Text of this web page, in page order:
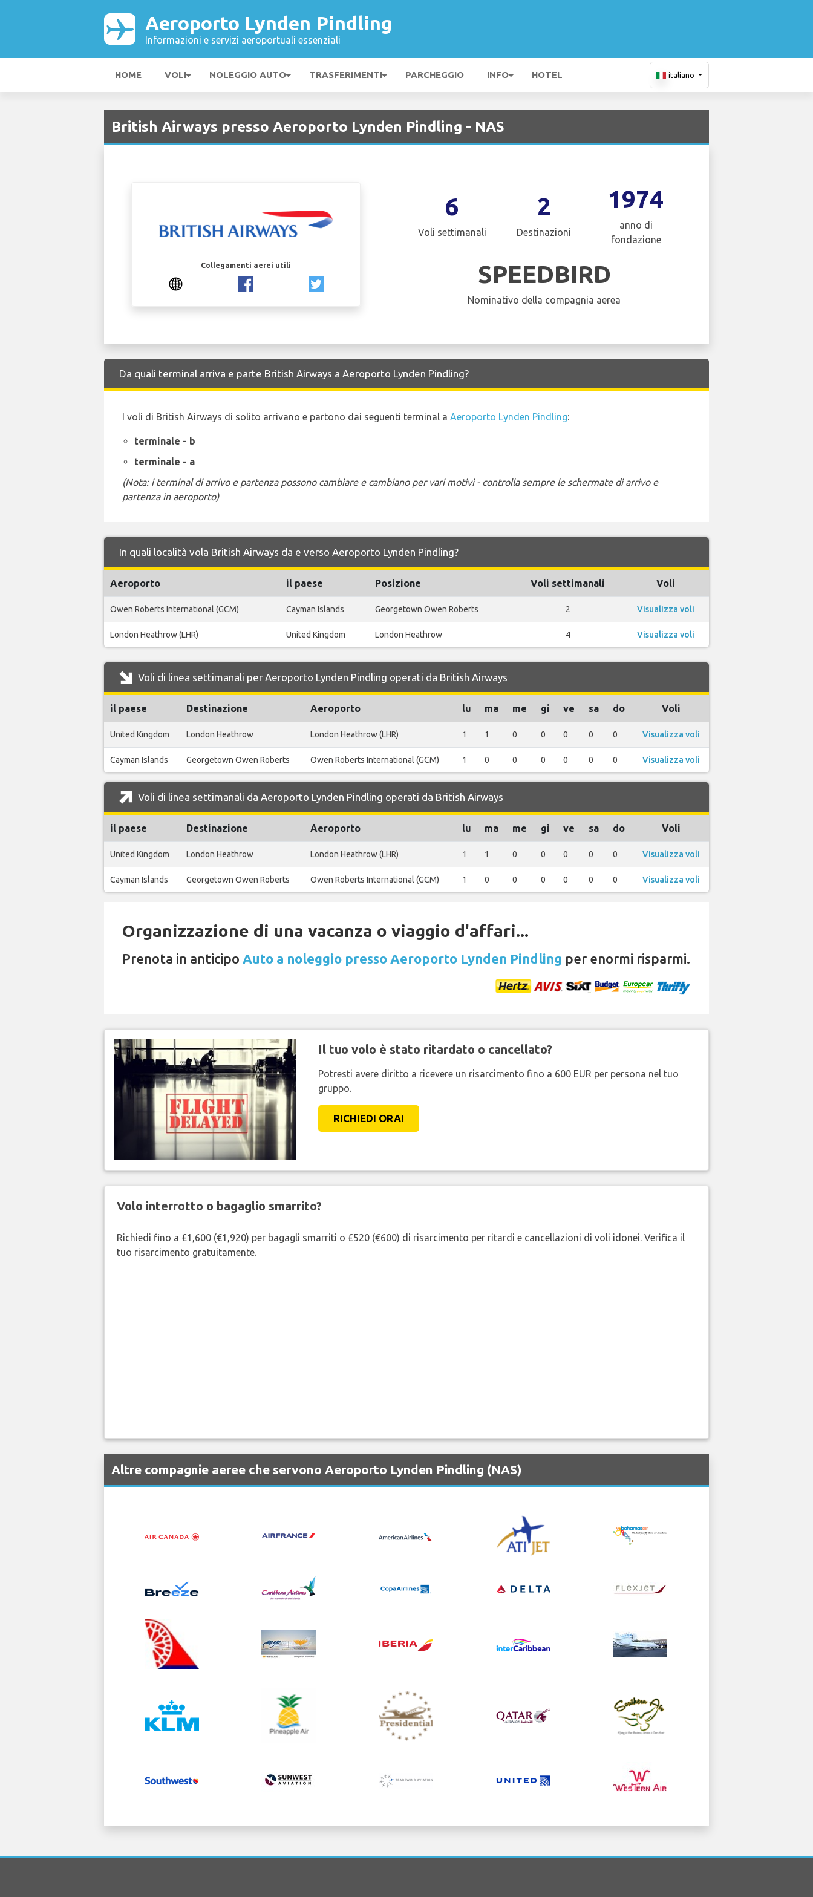
Aeroporto Lynden Pindling
Informazioni e servizi aeroportuali essenziali
HOME VOLI NOLEGGIO AUTO TRASFERIMENTI PARCHEGGIO INFO HOTEL italiano
British Airways presso Aeroporto Lynden Pindling - NAS
Collegamenti aerei utili
6
Voli settimanali
2
Destinazioni
1974
anno di
fondazione
SPEEDBIRD
Nominativo della compagnia aerea
Da quali terminal arriva e parte British Airways a Aeroporto Lynden Pindling?
I voli di British Airways di solito arrivano e partono dai seguenti terminal a Aeroporto Lynden Pindling:
terminale - b
terminale - a
(Nota: i terminal di arrivo e partenza possono cambiare e cambiano per vari motivi - controlla sempre le schermate di arrivo e
partenza in aeroporto)
In quali località vola British Airways da e verso Aeroporto Lynden Pindling?
Aeroporto il paese Posizione Voli settimanali Voli
Owen Roberts International (GCM) Cayman Islands Georgetown Owen Roberts 2 Visualizza voli
London Heathrow (LHR) United Kingdom London Heathrow 4 Visualizza voli
Voli di linea settimanali per Aeroporto Lynden Pindling operati da British Airways
il paese Destinazione Aeroporto lu ma me gi ve sa do Voli
United Kingdom London Heathrow London Heathrow (LHR) 1 1 0 0 0 0 0 Visualizza voli
Cayman Islands Georgetown Owen Roberts Owen Roberts International (GCM) 1 0 0 0 0 0 0 Visualizza voli
Voli di linea settimanali da Aeroporto Lynden Pindling operati da British Airways
il paese Destinazione Aeroporto lu ma me gi ve sa do Voli
United Kingdom London Heathrow London Heathrow (LHR) 1 1 0 0 0 0 0 Visualizza voli
Cayman Islands Georgetown Owen Roberts Owen Roberts International (GCM) 1 0 0 0 0 0 0 Visualizza voli
Organizzazione di una vacanza o viaggio d'affari...
Prenota in anticipo Auto a noleggio presso Aeroporto Lynden Pindling per enormi risparmi.
Il tuo volo è stato ritardato o cancellato?
Potresti avere diritto a ricevere un risarcimento fino a 600 EUR per persona nel tuo
gruppo.
RICHIEDI ORA!
Volo interrotto o bagaglio smarrito?
Richiedi fino a £1,600 (€1,920) per bagagli smarriti o £520 (€600) di risarcimento per ritardi e cancellazioni di voli idonei. Verifica il
tuo risarcimento gratuitamente.
Altre compagnie aeree che servono Aeroporto Lynden Pindling (NAS)